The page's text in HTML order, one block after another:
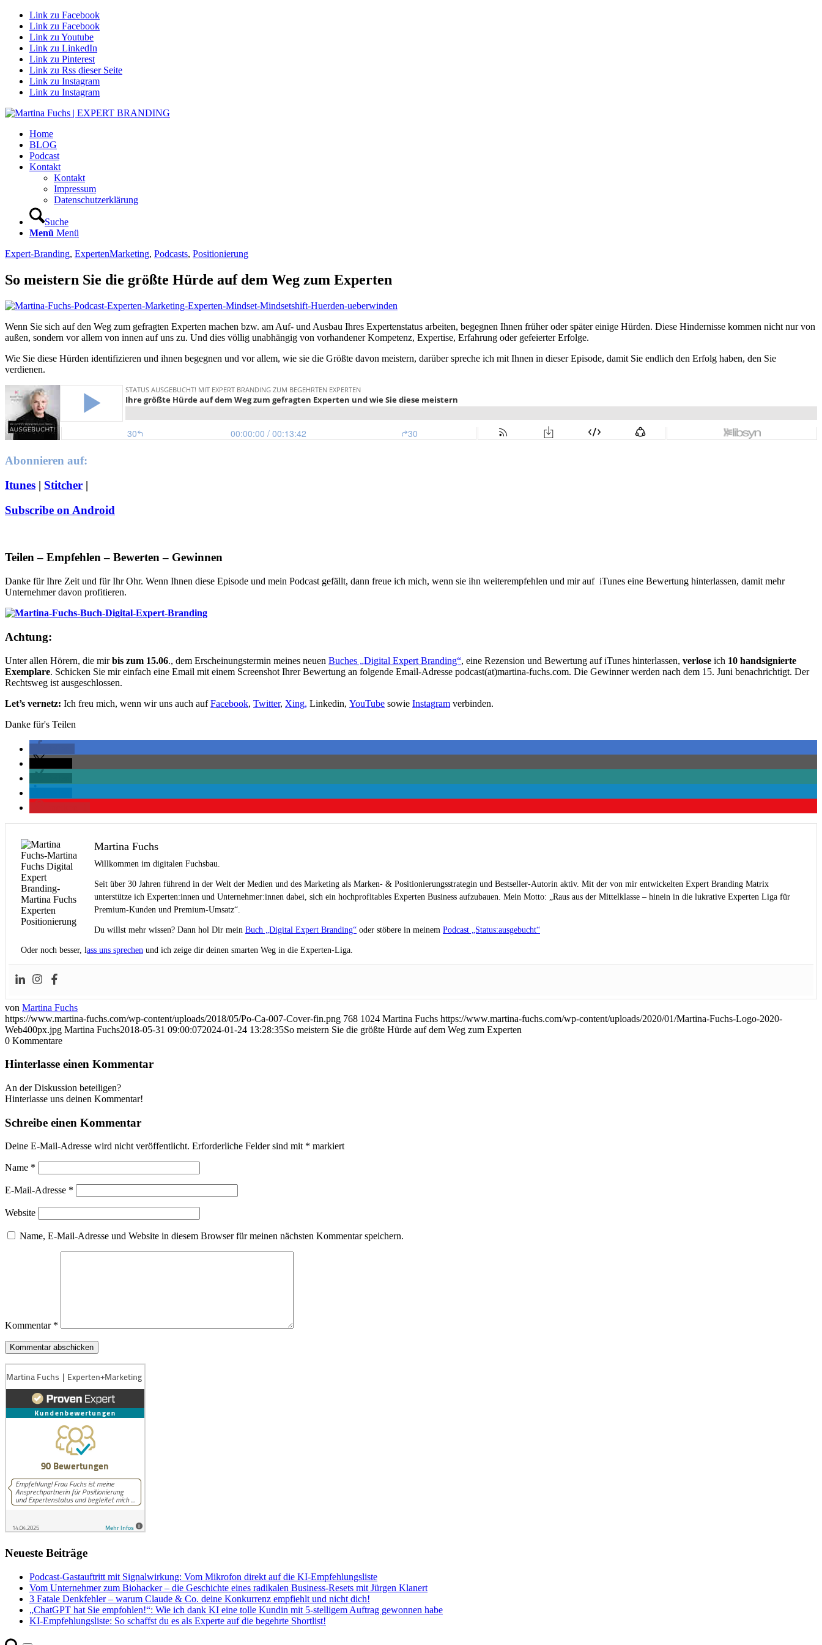
Link zu Facebook
Link zu Facebook
Link zu Youtube
Link zu LinkedIn
Link zu Pinterest
Link zu Rss dieser Seite
Link zu Instagram
Link zu Instagram
Home
BLOG
Podcast
Kontakt
Kontakt
Impressum
Datenschutzerklärung
Suche
Menü Menü
Expert-Branding, ExpertenMarketing, Podcasts, Positionierung
So meistern Sie die größte Hürde auf dem Weg zum Experten
Wenn Sie sich auf den Weg zum gefragten Experten machen bzw. am Auf- und Ausbau Ihres Expertenstatus arbeiten, begegnen Ihnen früher oder später einige Hürden. Diese Hindernisse kommen nicht nur von
außen, sondern vor allem von innen auf uns zu. Und dies völlig unabhängig von vorhandener Kompetenz, Expertise, Erfahrung oder gefeierter Erfolge.
Wie Sie diese Hürden identifizieren und ihnen begegnen und vor allem, wie sie die Größte davon meistern, darüber spreche ich mit Ihnen in dieser Episode, damit Sie endlich den Erfolg haben, den Sie
verdienen.
Abonnieren auf:
Itunes | Stitcher |
Subscribe on Android
Teilen – Empfehlen – Bewerten – Gewinnen
Danke für Ihre Zeit und für Ihr Ohr. Wenn Ihnen diese Episode und mein Podcast gefällt, dann freue ich mich, wenn sie ihn weiterempfehlen und mir auf iTunes eine Bewertung hinterlassen, damit mehr
Unternehmer davon profitieren.
Achtung:
Unter allen Hörern, die mirbis zum 15.06., dem Erscheinungstermin meines neuen Buches „Digital Expert Branding“, eine Rezension und Bewertung auf iTunes hinterlassen, verlose ich 10 handsignierte
Exemplare. Schicken Sie mir einfach eine Email mit einem Screenshot Ihrer Bewertung an folgende Email-Adresse podcast(at)martina-fuchs.com. Die Gewinner werden nach dem 15. Juni benachrichtigt. Der
Rechtsweg ist ausgeschlossen.
Let’s vernetz: Ich freu mich, wenn wir uns auch aufFacebook, Twitter, Xing, Linkedin, YouTube sowie Instagram verbinden.
Danke für's Teilen
Martina Fuchs
Willkommen im digitalen Fuchsbau.
Seit über 30 Jahren führend in der Welt der Medien und des Marketing als Marken- & Positionierungsstrategin und Bestseller-Autorin aktiv. Mit der von mir entwickelten Expert Branding Matrix
unterstütze ich Experten:innen und Unternehmer:innen dabei, sich ein hochprofitables Experten Business aufzubauen. Mein Motto: „Raus aus der Mittelklasse – hinein in die lukrative Experten Liga für
Premium-Kunden und Premium-Umsatz“.
Du willst mehr wissen? Dann hol Dir mein Buch „Digital Expert Branding“ oder stöbere in meinem Podcast „Status:ausgebucht“
Oder noch besser, lass uns sprechen und ich zeige dir deinen smarten Weg in die Experten-Liga.
von Martina Fuchs
https://www.martina-fuchs.com/wp-content/uploads/2018/05/Po-Ca-007-Cover-fin.png 768 1024 Martina Fuchs https://www.martina-fuchs.com/wp-content/uploads/2020/01/Martina-Fuchs-Logo-2020-
Web400px.jpg Martina Fuchs2018-05-31 09:00:072024-01-24 13:28:35So meistern Sie die größte Hürde auf dem Weg zum Experten
0 Kommentare
Hinterlasse einen Kommentar
An der Diskussion beteiligen?
Hinterlasse uns deinen Kommentar!
Schreibe einen Kommentar
Deine E-Mail-Adresse wird nicht veröffentlicht. Erforderliche Felder sind mit * markiert
Name *
E-Mail-Adresse *
Website
Name, E-Mail-Adresse und Website in diesem Browser für meinen nächsten Kommentar speichern.
Kommentar *
Neueste Beiträge
Podcast-Gastauftritt mit Signalwirkung: Vom Mikrofon direkt auf die KI-Empfehlungsliste
Vom Unternehmer zum Biohacker – die Geschichte eines radikalen Business-Resets mit Jürgen Klanert
3 Fatale Denkfehler – warum Claude & Co. deine Konkurrenz empfiehlt und nicht dich!
„ChatGPT hat Sie empfohlen!“: Wie ich dank KI eine tolle Kundin mit 5-stelligem Auftrag gewonnen habe
KI-Empfehlungsliste: So schaffst du es als Experte auf die begehrte Shortlist!